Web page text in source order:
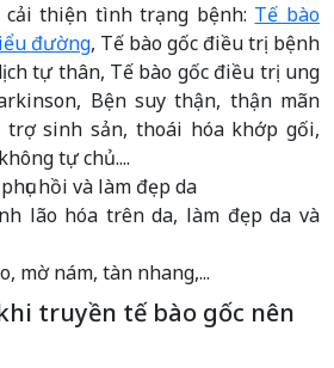
thiện tình trạng bệnh: Tế bào
đường, Tế bào gốc điều trị bệnh
tự thân, Tế bào gốc điều trị ung
Bện suy thận, thận mãn
sinh sản, thoái hóa khớp gối,
tự chủ....
hồi và làm đẹp da
lão hóa trên da, làm đẹp da và
mờ nám, tàn nhang,...
truyền tế bào gốc nên